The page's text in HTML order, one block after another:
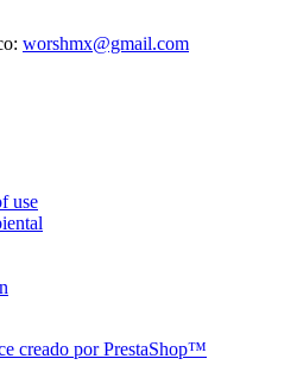
worshmx@gmail.com
use
creado por PrestaShop™